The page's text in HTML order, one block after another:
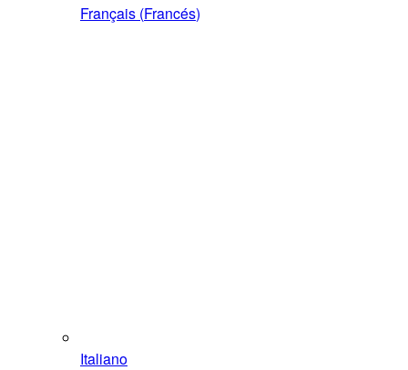
Français (Francés)
Italiano